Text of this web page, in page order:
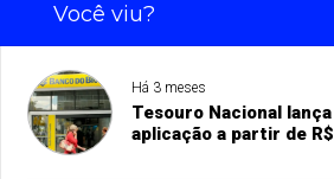
Você viu?
Há 3 meses
Tesouro Nacional
aplicação a partir de